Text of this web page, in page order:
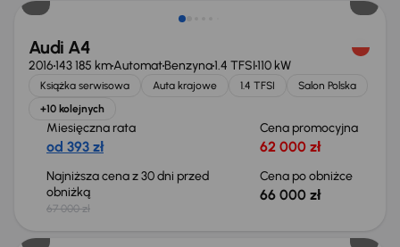
Audi A4
2016143 185 kmAutomatBenzyna1.4 TFSI110 kW
Książka serwisowa Auta krajowe 1.4 TFSI
Salon Polska
+10 kolejnych
Miesięczna rata
od 393 zł
Cena promocyjna
62 000 zł
Najniższa cena z 30 dni przed
obniżką
67 000 zł
Cena po obniżce
66 000 zł
Taniej o 1 000 zł